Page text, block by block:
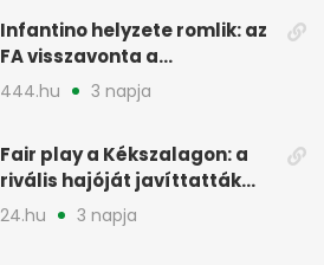
Infantino helyzete romlik: az
FA visszavonta a
támogatását, jöhet a
444.hu 3 napja
Fair play a Kékszalagon: a
rivális hajóját javíttatták
meg
24.hu 3 napja